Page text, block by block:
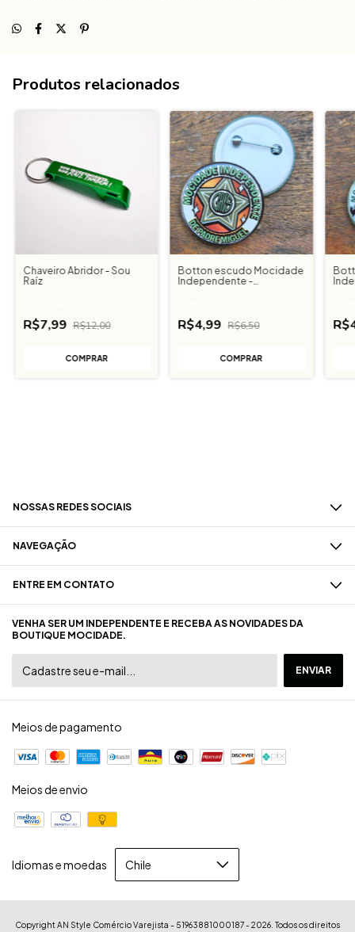
Produtos relacionados
Chaveiro Abridor - Sou
Raíz
R$7,99 R$12,00
Botton escudo Mocidade
Independente -
R$4,99 R$6,50
NOSSAS REDES SOCIAIS
NAVEGAÇÃO
ENTRE EM CONTATO
VENHA SER UM INDEPENDENTE E RECEBA AS NOVIDADES DA
BOUTIQUE MOCIDADE.
Meios de pagamento
Meios de envio
Idiomas e moedas
Copyright AN Style Comércio Varejista - 51963881000187 - 2026. Todos os direitos